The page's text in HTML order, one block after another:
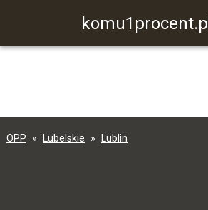
komu1procent.pl
OPP Lubelskie Lublin